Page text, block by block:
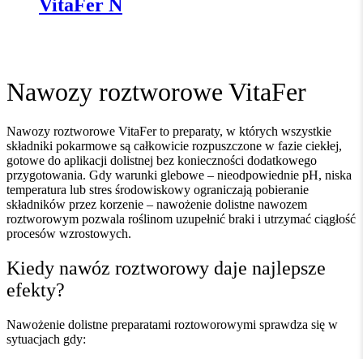
Nawozy roztworowe VitaFer
Nawozy roztworowe VitaFer to preparaty, w których wszystkie
składniki pokarmowe są całkowicie rozpuszczone w fazie ciekłej,
gotowe do aplikacji dolistnej bez konieczności dodatkowego
przygotowania. Gdy warunki glebowe – nieodpowiednie pH, niska
temperatura lub stres środowiskowy ograniczają pobieranie
składników przez korzenie – nawożenie dolistne nawozem
roztworowym pozwala roślinom uzupełnić braki i utrzymać ciągłość
procesów wzrostowych.
Kiedy nawóz roztworowy daje najlepsze
efekty?
Nawożenie dolistne preparatami roztoworowymi sprawdza się w
sytuacjach gdy:
VitaFer N